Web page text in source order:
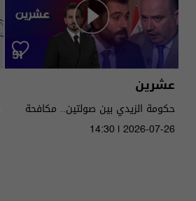
عشرين
حكومة الزيدي بين صولتين.. مكافحة
14:30 | 2026-07-26